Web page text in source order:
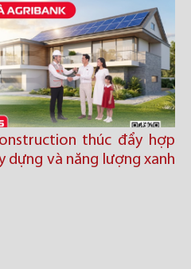
thúc đẩy hợp
dựng và năng lượng xanh